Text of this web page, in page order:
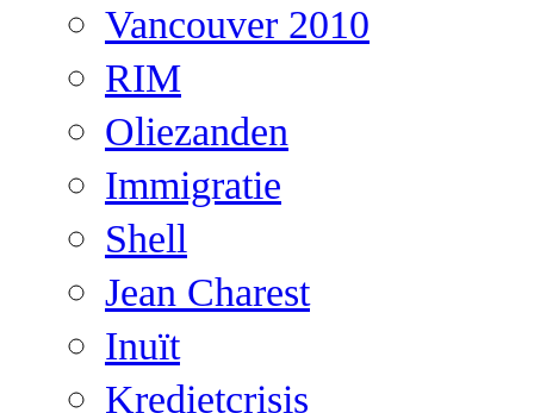
Vancouver 2010
RIM
Oliezanden
Immigratie
Shell
Jean Charest
Inuït
Kredietcrisis